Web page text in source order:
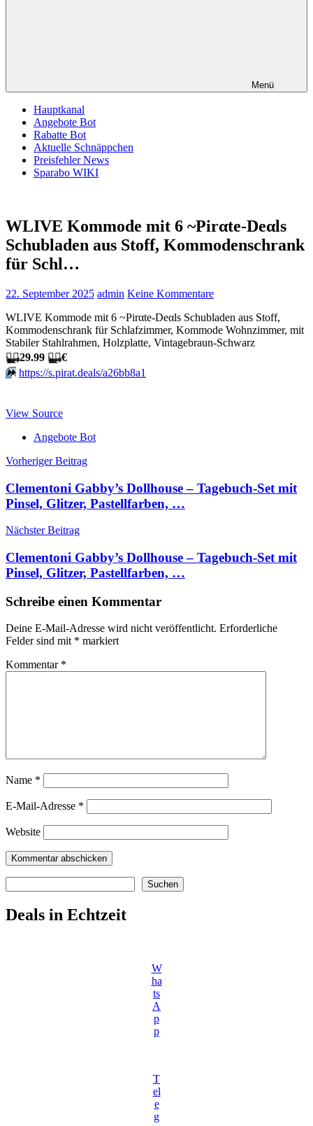
Menü
Hauptkanal
Angebote Bot
Rabatte Bot
Aktuelle Schnäppchen
Preisfehler News
Sparabo WIKI
WLIVE Kommode mit 6 ~Pirαtе-Dеαls
Schubladen aus Stoff, Kommodenschrank
für Schl…
22. September 2025 admin Keine Kommentare
WLIVE Kommode mit 6 ~Pirαtе-Dеαls Schubladen aus Stoff,
Kommodenschrank für Schlafzimmer, Kommode Wohnzimmer, mit
Stabiler Stahlrahmen, Holzplatte, Vintagebraun-Schwarz
🏴‍☠️29.99 🏴‍☠️€
⏩️ https://s.pirat.deals/a26bb8a1
View Source
Angebote Bot
Beitragsnavigation
Vorheriger Beitrag
Clementoni Gabby’s Dollhouse – Tagebuch-Set mit
Pinsel, Glitzer, Pastellfarben, …
Nächster Beitrag
Clementoni Gabby’s Dollhouse – Tagebuch-Set mit
Pinsel, Glitzer, Pastellfarben, …
Schreibe einen Kommentar
Deine E-Mail-Adresse wird nicht veröffentlicht. Erforderliche
Felder sind mit * markiert
Kommentar *
Name *
E-Mail-Adresse *
Website
Suchen
Deals in Echtzeit
W
ha
ts
A
p
p
T
el
e
g